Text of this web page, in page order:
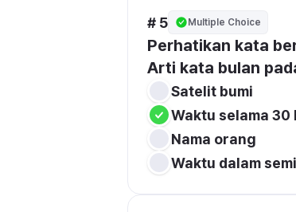
# 5 Multiple Choice
Perhatikan kata
Arti kata bulan
Satelit bumi
Waktu selama 30
Nama orang
Waktu dalam